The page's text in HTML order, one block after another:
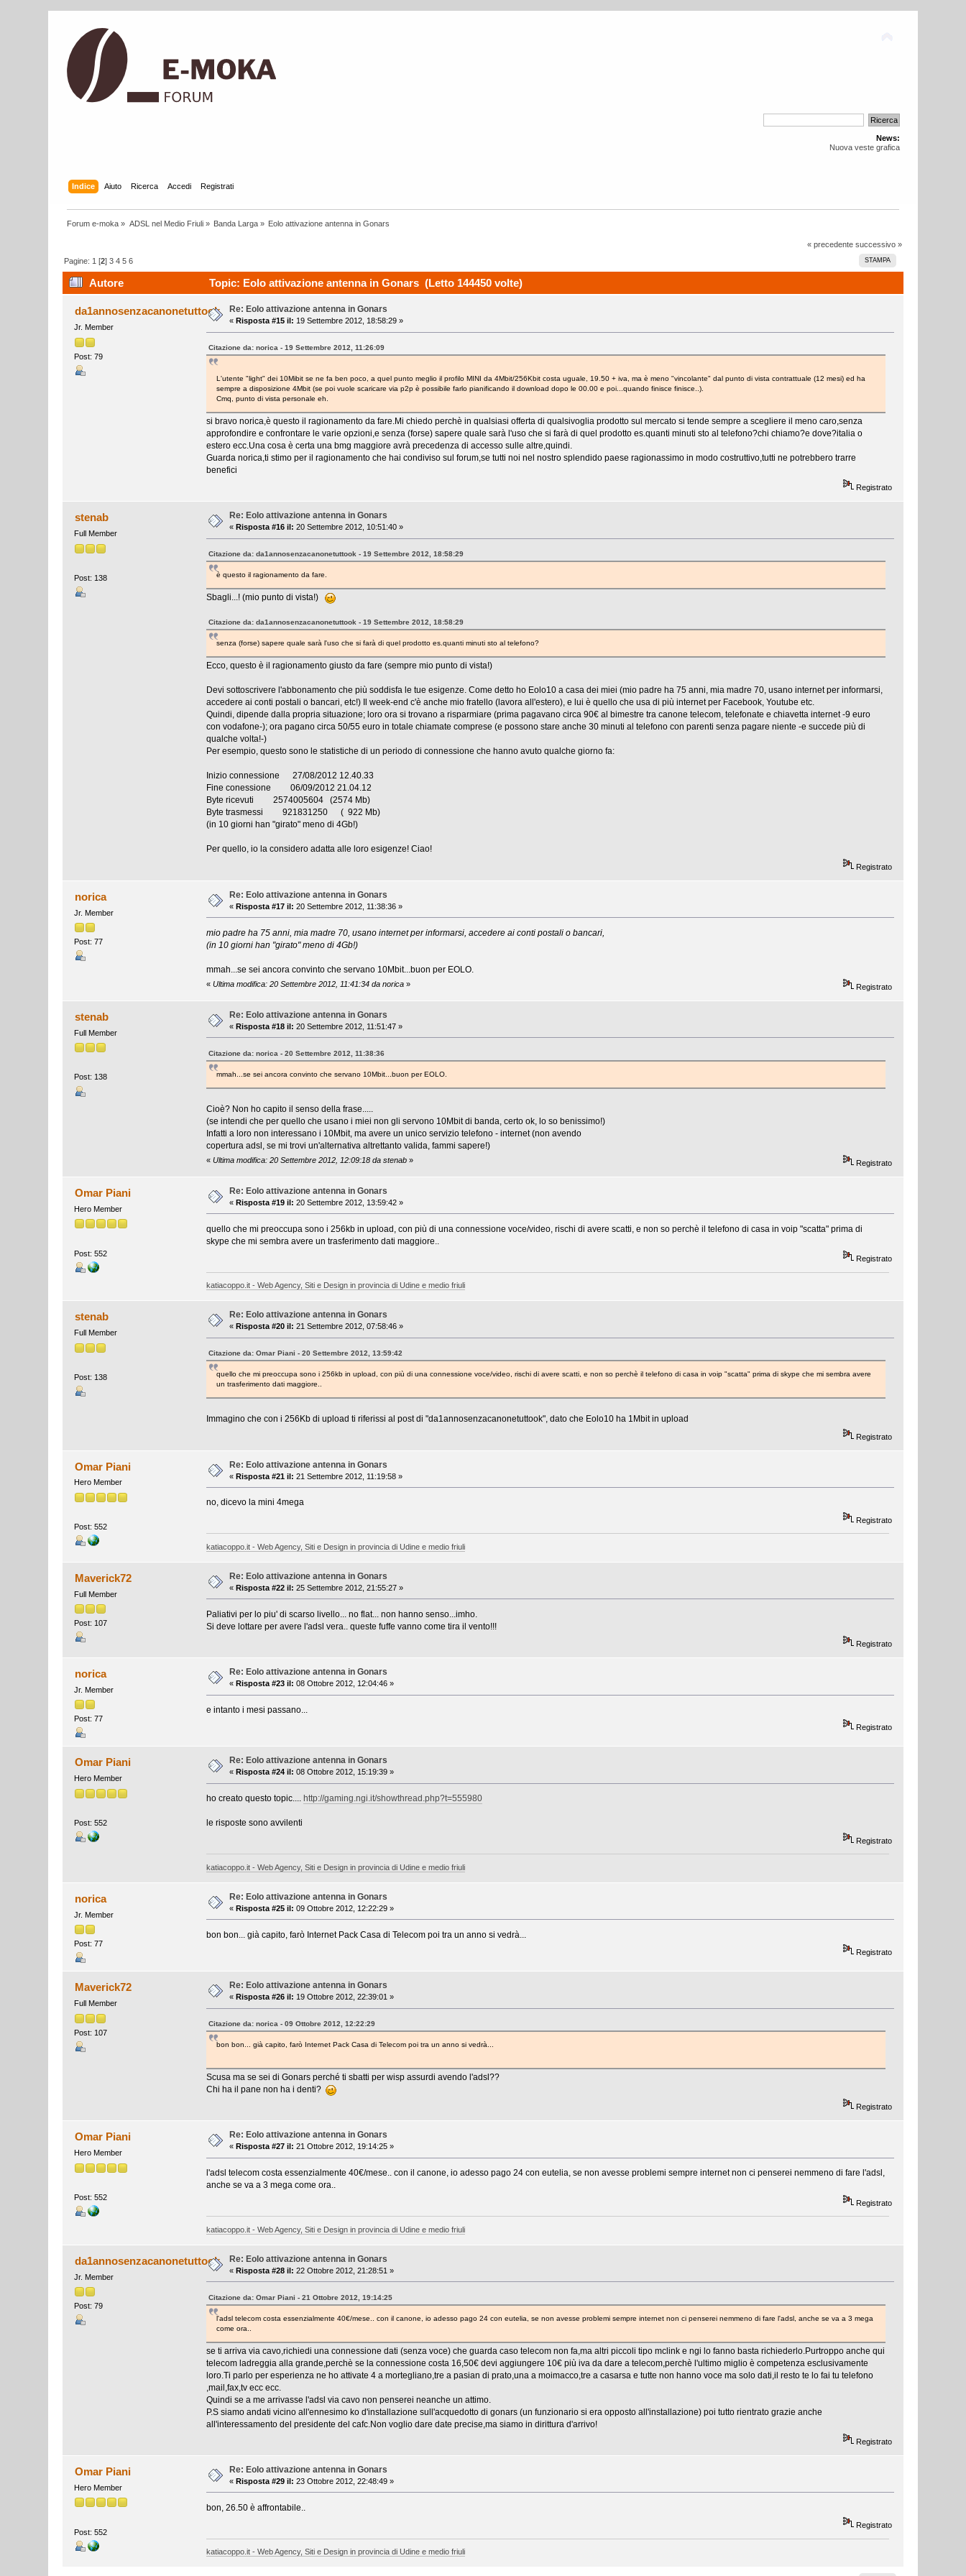
News:
Nuova veste grafica
Indice Aiuto Ricerca Accedi Registrati
Forum e-moka » ADSL nel Medio Friuli» Banda Larga » Eolo attivazione antenna in Gonars
« precedente successivo »
STAMPA
Pagine: 1 [2]3 4 5 6
Autore Topic: Eolo attivazione antenna in Gonars (Letto 144450 volte)
da1annosenzacanonetuttook
Jr. Member
Post: 79
Re: Eolo attivazione antenna in Gonars
« Risposta #15 il: 19 Settembre 2012, 18:58:29 »
Citazione da: norica - 19 Settembre 2012, 11:26:09
L'utente "light" dei 10Mibit se ne fa ben poco, a quel punto meglio il profilo MINI da 4Mbit/256Kbit costa uguale, 19.50 + iva, ma è meno "vincolante" dal punto di vista contrattuale (12 mesi) ed ha
sempre a disposizione 4Mbit (se poi vuole scaricare via p2p è possibile farlo pianificando il download dopo le 00.00 e poi...quando finisce finisce..).
Cmq, punto di vista personale eh.
si bravo norica,è questo il ragionamento da fare.Mi chiedo perchè in qualsiasi offerta di qualsivoglia prodotto sul mercato si tende sempre a scegliere il meno caro,senza
approfondire e confrontare le varie opzioni,e senza (forse) sapere quale sarà l'uso che si farà di quel prodotto es.quanti minuti sto al telefono?chi chiamo?e dove?italia o
estero ecc.Una cosa è certa una bmg maggiore avrà precedenza di accesso sulle altre,quindi.
Guarda norica,ti stimo per il ragionamento che hai condiviso sul forum,se tutti noi nel nostro splendido paese ragionassimo in modo costruttivo,tutti ne potrebbero trarre
benefici
Registrato
stenab
Full Member
Post: 138
Re: Eolo attivazione antenna in Gonars
« Risposta #16 il: 20 Settembre 2012, 10:51:40 »
Citazione da: da1annosenzacanonetuttook - 19 Settembre 2012, 18:58:29
è questo il ragionamento da fare.
Sbagli...! (mio punto di vista!)
Citazione da: da1annosenzacanonetuttook - 19 Settembre 2012, 18:58:29
senza (forse) sapere quale sarà l'uso che si farà di quel prodotto es.quanti minuti sto al telefono?
Ecco, questo è il ragionamento giusto da fare (sempre mio punto di vista!)
Devi sottoscrivere l'abbonamento che più soddisfa le tue esigenze. Come detto ho Eolo10 a casa dei miei (mio padre ha 75 anni, mia madre 70, usano internet per informarsi,
accedere ai conti postali o bancari, etc!) Il week-end c'è anche mio fratello (lavora all'estero), e lui è quello che usa di più internet per Facebook, Youtube etc.
Quindi, dipende dalla propria situazione; loro ora si trovano a risparmiare (prima pagavano circa 90€ al bimestre tra canone telecom, telefonate e chiavetta internet -9 euro
con vodafone-); ora pagano circa 50/55 euro in totale chiamate comprese (e possono stare anche 30 minuti al telefono con parenti senza pagare niente -e succede più di
qualche volta!-)
Per esempio, questo sono le statistiche di un periodo di connessione che hanno avuto qualche giorno fa:
Inizio connessione 27/08/2012 12.40.33
Fine conessione 06/09/2012 21.04.12
Byte ricevuti 2574005604 (2574 Mb)
Byte trasmessi 921831250 ( 922 Mb)
(in 10 giorni han "girato" meno di 4Gb!)
Per quello, io la considero adatta alle loro esigenze! Ciao!
Registrato
norica
Jr. Member
Post: 77
Re: Eolo attivazione antenna in Gonars
«Risposta #17 il: 20 Settembre 2012, 11:38:36 »
mio padre ha 75 anni, mia madre 70, usano internet per informarsi, accedere ai conti postali o bancari,
(in 10 giorni han "girato" meno di 4Gb!)
mmah...se sei ancora convinto che servano 10Mbit...buon per EOLO.
« Ultima modifica: 20 Settembre 2012, 11:41:34 da norica» Registrato
stenab
Full Member
Post: 138
Re: Eolo attivazione antenna in Gonars
«Risposta #18 il: 20 Settembre 2012, 11:51:47 »
Citazione da: norica - 20 Settembre 2012, 11:38:36
mmah...se sei ancora convinto che servano 10Mbit...buon per EOLO.
Cioè? Non ho capito il senso della frase.....
(se intendi che per quello che usano i miei non gli servono 10Mbit di banda, certo ok, lo so benissimo!)
Infatti a loro non interessano i 10Mbit, ma avere un unico servizio telefono - internet (non avendo
copertura adsl, se mi trovi un'alternativa altrettanto valida, fammi sapere!)
« Ultima modifica: 20 Settembre 2012, 12:09:18 da stenab» Registrato
Omar Piani
Hero Member
Post: 552
Re: Eolo attivazione antenna in Gonars
«Risposta #19 il: 20 Settembre 2012, 13:59:42 »
quello che mi preoccupa sono i 256kb in upload, con più di una connessione voce/video, rischi di avere scatti, e non so perchè il telefono di casa in voip "scatta" prima di
skype che mi sembra avere un trasferimento dati maggiore..
Registrato
katiacoppo.it - Web Agency, Siti e Design in provincia di Udine e medio friuli
stenab
Full Member
Post: 138
Re: Eolo attivazione antenna in Gonars
« Risposta #20 il: 21 Settembre 2012, 07:58:46 »
Citazione da: Omar Piani - 20 Settembre 2012, 13:59:42
quello che mi preoccupa sono i 256kb in upload, con più di una connessione voce/video, rischi di avere scatti, e non so perchè il telefono di casa in voip "scatta" prima di skype che mi sembra avere
un trasferimento dati maggiore..
Immagino che con i 256Kb di upload ti riferissi al post di "da1annosenzacanonetuttook", dato che Eolo10 ha 1Mbit in upload
Registrato
Omar Piani
Hero Member
Post: 552
Re: Eolo attivazione antenna in Gonars
«Risposta #21 il: 21 Settembre 2012, 11:19:58 »
no, dicevo la mini 4mega
Registrato
katiacoppo.it - Web Agency, Siti e Design in provincia di Udine e medio friuli
Maverick72
Full Member
Post: 107
Re: Eolo attivazione antenna in Gonars
«Risposta #22 il: 25 Settembre 2012, 21:55:27 »
Paliativi per lo piu' di scarso livello... no flat... non hanno senso...imho.
Si deve lottare per avere l'adsl vera.. queste fuffe vanno come tira il vento!!!
Registrato
norica
Jr. Member
Post: 77
Re: Eolo attivazione antenna in Gonars
«Risposta #23 il: 08 Ottobre 2012, 12:04:46 »
e intanto i mesi passano...
Registrato
Omar Piani
Hero Member
Post: 552
Re: Eolo attivazione antenna in Gonars
« Risposta #24 il: 08 Ottobre 2012, 15:19:39 »
ho creato questo topic.... http://gaming.ngi.it/showthread.php?t=555980
le risposte sono avvilenti
Registrato
katiacoppo.it - Web Agency, Siti e Design in provincia di Udine e medio friuli
norica
Jr. Member
Post: 77
Re: Eolo attivazione antenna in Gonars
«Risposta #25 il: 09 Ottobre 2012, 12:22:29 »
bon bon... già capito, farò Internet Pack Casa di Telecom poi tra un anno si vedrà...
Registrato
Maverick72
Full Member
Post: 107
Re: Eolo attivazione antenna in Gonars
« Risposta #26 il: 19 Ottobre 2012, 22:39:01 »
Citazione da: norica - 09 Ottobre 2012, 12:22:29
bon bon... già capito, farò Internet Pack Casa di Telecom poi tra un anno si vedrà...
Scusa ma se sei di Gonars perché ti sbatti per wisp assurdi avendo l'adsl??
Chi ha il pane non ha i denti?
Registrato
Omar Piani
Hero Member
Post: 552
Re: Eolo attivazione antenna in Gonars
« Risposta #27 il: 21 Ottobre 2012, 19:14:25 »
l'adsl telecom costa essenzialmente 40€/mese.. con il canone, io adesso pago 24 con eutelia, se non avesse problemi sempre internet non ci penserei nemmeno di fare l'adsl,
anche se va a 3 mega come ora..
Registrato
katiacoppo.it - Web Agency, Siti e Design in provincia di Udine e medio friuli
da1annosenzacanonetuttook
Jr. Member
Post: 79
Re: Eolo attivazione antenna in Gonars
«Risposta #28 il: 22 Ottobre 2012, 21:28:51 »
Citazione da: Omar Piani - 21 Ottobre 2012, 19:14:25
l'adsl telecom costa essenzialmente 40€/mese.. con il canone, io adesso pago 24 con eutelia, se non avesse problemi sempre internet non ci penserei nemmeno di fare l'adsl, anche se va a 3 mega
come ora..
se ti arriva via cavo,richiedi una connessione dati (senza voce) che guarda caso telecom non fa,ma altri piccoli tipo mclink e ngi lo fanno basta richiederlo.Purtroppo anche qui
telecom ladreggia alla grande,perchè se la connessione costa 16,50€ devi aggiungere 10€ più iva da dare a telecom,perchè l'ultimo miglio è competenza esclusivamente
loro.Ti parlo per esperienza ne ho attivate 4 a mortegliano,tre a pasian di prato,una a moimacco,tre a casarsa e tutte non hanno voce ma solo dati,il resto te lo fai tu telefono
,mail,fax,tv ecc ecc.
Quindi se a me arrivasse l'adsl via cavo non penserei neanche un attimo.
P.S siamo andati vicino all'ennesimo ko d'installazione sull'acquedotto di gonars (un funzionario si era opposto all'installazione) poi tutto rientrato grazie anche
all'interessamento del presidente del cafc.Non voglio dare date precise,ma siamo in dirittura d'arrivo!
Registrato
Omar Piani
Hero Member
Post: 552
Re: Eolo attivazione antenna in Gonars
«Risposta #29 il: 23 Ottobre 2012, 22:48:49 »
bon, 26.50 è affrontabile..
Registrato
katiacoppo.it - Web Agency, Siti e Design in provincia di Udine e medio friuli